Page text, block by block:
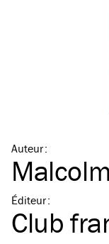
Auteur:
Éditeur:
Club